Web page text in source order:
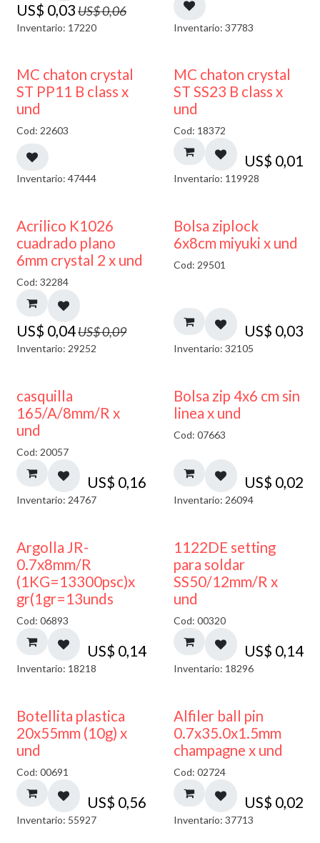
US$ 0,03US$0,06
Inventario: 17220 Inventario: 37783
MC chaton crystal
ST PP11 B class x
und
Cod: 22603
Inventario: 47444
MC chaton crystal
ST SS23 B class x
und
Cod: 18372
US$ 0,01
Inventario: 119928
50% DESCUENTO
Acrilico K1026
cuadrado plano
6mm crystal 2 x und
Cod: 32284
US$ 0,04US$0,09
Inventario: 29252
¡NUEVO!
Bolsa ziplock
6x8cm miyuki x und
Cod: 29501
US$ 0,03
Inventario: 32105
casquilla
165/A/8mm/R x
und
Cod: 20057
US$ 0,16
Inventario: 24767
Bolsa zip 4x6 cm sin
linea x und
Cod: 07663
US$ 0,02
Inventario: 26094
Argolla JR-
0.7x8mm/R
(1KG=13300psc)x
gr(1gr=13unds
Cod: 06893
US$ 0,14
Inventario: 18218
1122DE setting
para soldar
SS50/12mm/R x
und
Cod: 00320
US$ 0,14
Inventario: 18296
Botellita plastica
20x55mm (10g) x
und
Cod: 00691
US$ 0,56
Inventario: 55927
Alfiler ball pin
0.7x35.0x1.5mm
champagne x und
Cod: 02724
US$ 0,02
Inventario: 37713